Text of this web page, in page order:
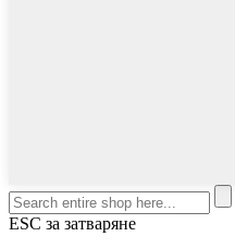
ESC за затваряне